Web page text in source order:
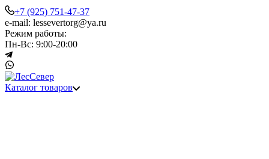
+7 (925) 751-47-37
e-mail: lessevertorg@ya.ru
Режим работы:
Пн-Вс: 9:00-20:00
Каталог товаров